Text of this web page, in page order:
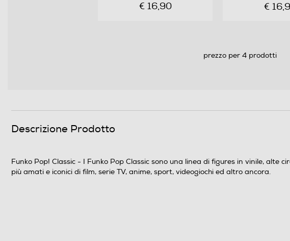
€ 16,90 €
prezzo per 4 prodotti
Descrizione Prodotto
Funko Pop! Classic - I Funko Pop Classic sono una linea di figures in vinile,
più amati e iconici di film, serie TV, anime, sport, videogiochi ed altro ancora.